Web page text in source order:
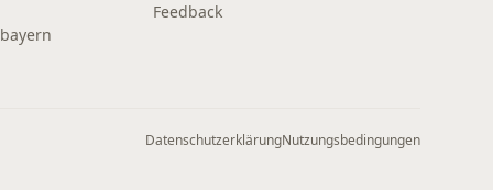
Feedback
DatenschutzerklärungNutzungsbedingungen